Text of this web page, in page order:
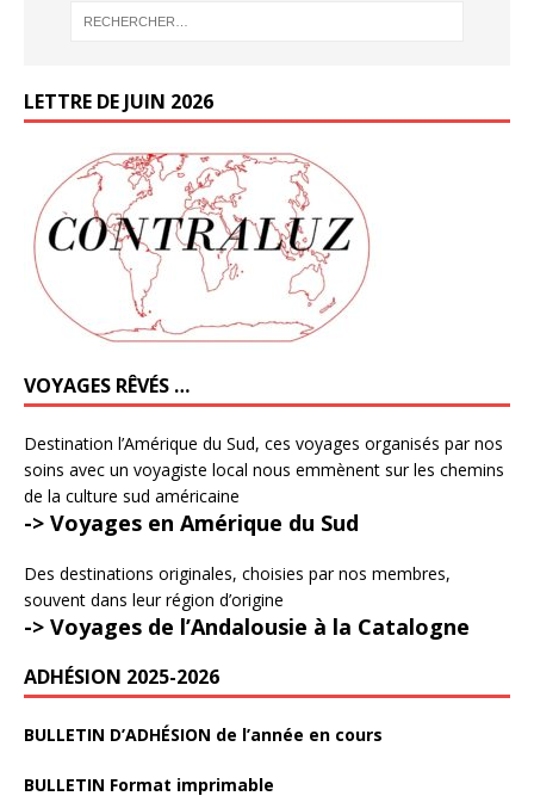
LETTRE DE JUIN 2026
VOYAGES RÊVÉS …
Destination l’Amérique du Sud, ces voyages organisés par nos
soins avec un voyagiste local nous emmènent sur les chemins
de la culture sud américaine
-> Voyages en Amérique du Sud
Des destinations originales, choisies par nos membres,
souvent dans leur région d’origine
-> Voyages de l’Andalousie à la Catalogne
ADHÉSION 2025-2026
BULLETIN D’ADHÉSION de l’année en cours
BULLETIN Format imprimable